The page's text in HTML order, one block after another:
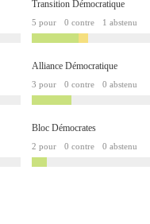
Transition Démocratique
5 pour 0 contre 1 abstenu
Alliance Démocratique
3 pour 0 contre 0 abstenu
Bloc Démocrates
2 pour 0 contre 0 abstenu